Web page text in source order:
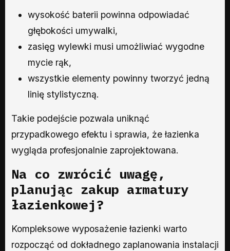
wysokość baterii powinna odpowiadać
głębokości umywalki,
zasięg wylewki musi umożliwiać wygodne
mycie rąk,
wszystkie elementy powinny tworzyć jedną
linię stylistyczną.
Takie podejście pozwala uniknąć
przypadkowego efektu i sprawia, że łazienka
wygląda profesjonalnie zaprojektowana.
Na co zwrócić uwagę,
planując zakup armatury
łazienkowej?
Kompleksowe wyposażenie łazienki warto
rozpocząć od dokładnego zaplanowania instalacji